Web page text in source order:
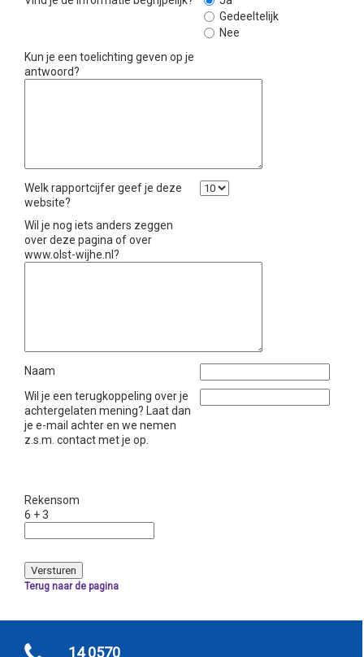
Gedeeltelijk
Nee
Kun je een toelichting geven op je
antwoord?
Welk rapportcijfer geef je deze
website?
Wil je nog iets anders zeggen
over deze pagina of over
www.olst-wijhe.nl?
Naam
Wil je een terugkoppeling over je
achtergelaten mening? Laat dan
je e-mail achter en we nemen
z.s.m. contact met je op.
Rekensom
6 + 3
Terug naar de pagina
14 0570